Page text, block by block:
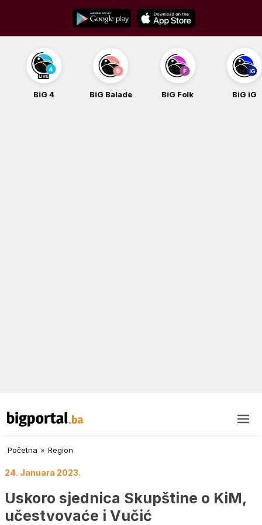
content
BiG 4 BiG Balade BiG Folk BiG iG
Početna » Region
24. Januara 2023.
Uskoro sjednica Skupštine o KiM,
učestvovaće i Vučić